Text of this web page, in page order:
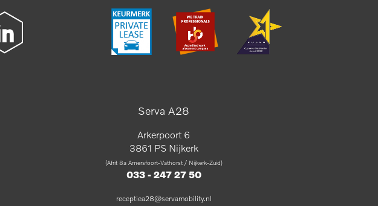
Serva A28
Arkerpoort 6
3861 PS Nijkerk
(Afrit 8a Amersfoort-Vathorst / Nijkerk-Zuid)
033 - 247 27 50
receptiea28@servamobility.nl